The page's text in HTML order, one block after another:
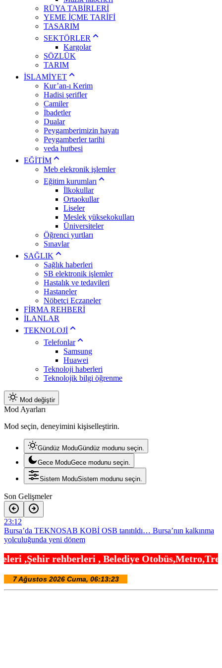
RÜYA TABİRLERİ
YEME İÇME TARİFİ
TASARIM
SEKTÖRLER
Kargolar
SÖZLÜK
TARIM
İSLAMİYET
Kur’an-ı Kerim
Hadisi şerifler
Camiler
İbadetler
Dualar
Peygamberimizin hayatı
Peygamberler tarihi
veda hutbesi
EĞİTİM
Meb elekronik işlemler
Eğitim kurumları
İlkokullar
Ortaokullar
Liseler
Meslek yüksekokulları
Üniversiteler
Öğrenci yurtları
Sınavlar
SAĞLIK
Sağlık haberleri
SB elektronik işlemler
Hastalık ve tedavileri
Hastaneler
Nöbetçi Eczaneler
FİRMA REHBERİ
İLANLAR
TEKNOLOJİ
Telefonlar
Samsung
Huawei
Teknoloji haberleri
Teknolojik bilgi öğrenme
Mod değiştir
Mod Ayarları
Mod seçin, deneyimini kişiselleştirin.
Gündüz ModuGündüz modunu seçin.
Gece ModuGece modunu seçin.
Sistem ModuSistem modunu seçin.
Son Gelişmeler
23:12
Bursa’da TEKNOSAB KOBİ OSB tanıtıldı… Bursa’nın kalkınma
yolculuğunda yeni dönem
Kocaeli Darıca’ya Büyükşehir’den modern ulaşım yatırımı
21:24
MGK’dan 8 maddelik bildiri… Terörsüz Türkiye, bölgesel güvenlik
ve Gazze mesajı
, Belediye Otobüs,Metro,Tren